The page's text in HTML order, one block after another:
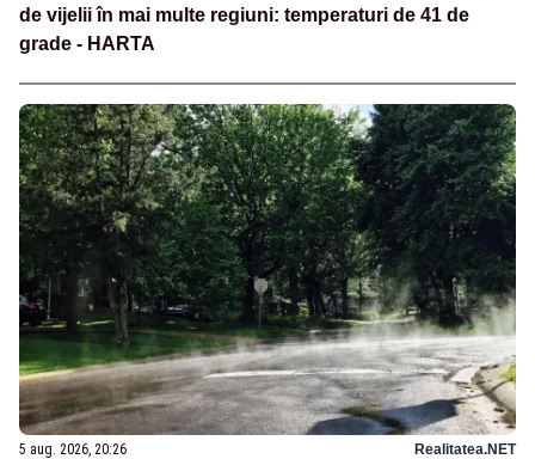
de vijelii în mai multe regiuni: temperaturi de 41 de
grade - HARTA
5 aug. 2026, 20:26 Realitatea.NET